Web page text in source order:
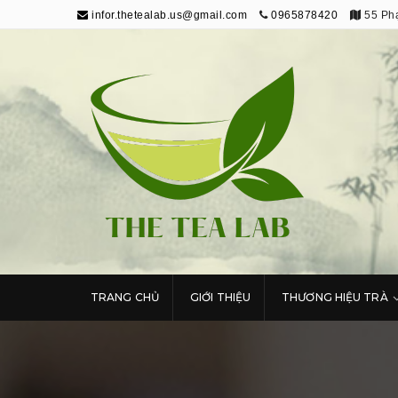
infor.thetealab.us@gmail.com 0965878420 55
The Tea Lab
Trang Thông Tin Về Trà
TRANG CHỦ GIỚI THIỆU THƯƠNG HIỆU TRÀ